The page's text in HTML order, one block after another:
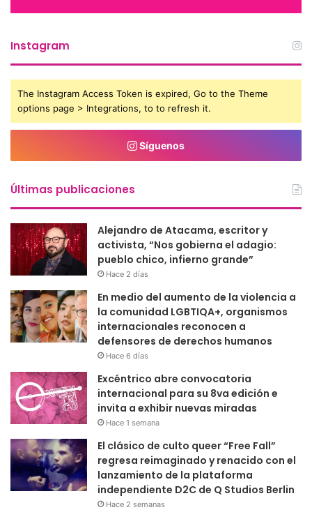
Instagram
The Instagram Access Token is expired, Go to the Theme
options page > Integrations, to to refresh it.
Síguenos
Últimas publicaciones
Alejandro de Atacama, escritor y
activista, “Nos gobierna el adagio:
pueblo chico, infierno grande”
Hace 2 días
En medio del aumento de la violencia a
la comunidad LGBTIQA+, organismos
internacionales reconocen a
defensores de derechos humanos
Hace 6 días
Excéntrico abre convocatoria
internacional para su 8va edición e
invita a exhibir nuevas miradas
Hace 1 semana
El clásico de culto queer “Free Fall”
regresa reimaginado y renacido con el
lanzamiento de la plataforma
independiente D2C de Q Studios Berlin
Hace 2 semanas